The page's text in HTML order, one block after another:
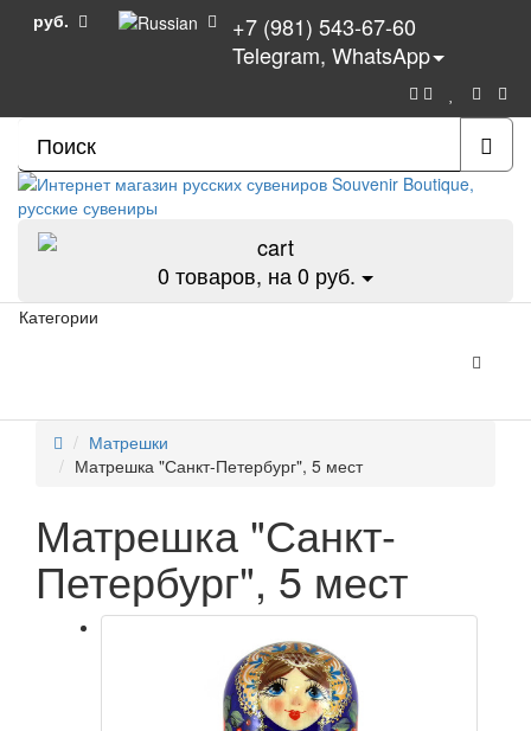
руб.
+7 (981) 543-67-60
Telegram, WhatsApp
0товаров, на 0 руб.
Категории
Матрешки
Матрешка "Санкт-Петербург", 5 мест
Матрешка "Санкт-
Петербург", 5 мест